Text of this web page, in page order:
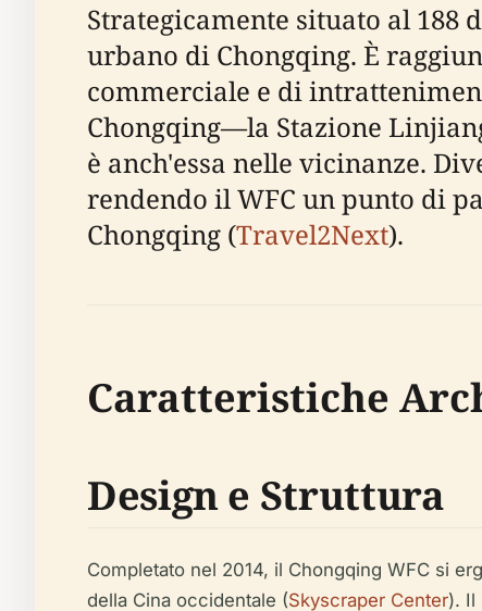
Strategicamente situato al 188
urbano di Chongqing. È
commerciale e di
Chongqing—la Stazione
è anch'essa nelle vicinanze.
rendendo il WFC un punto di
Chongqing (Travel2Next).
Caratteristiche
Design e Struttura
Completato nel 2014, il Chongqing WFC si
della Cina occidentale (Skyscraper Center). Il